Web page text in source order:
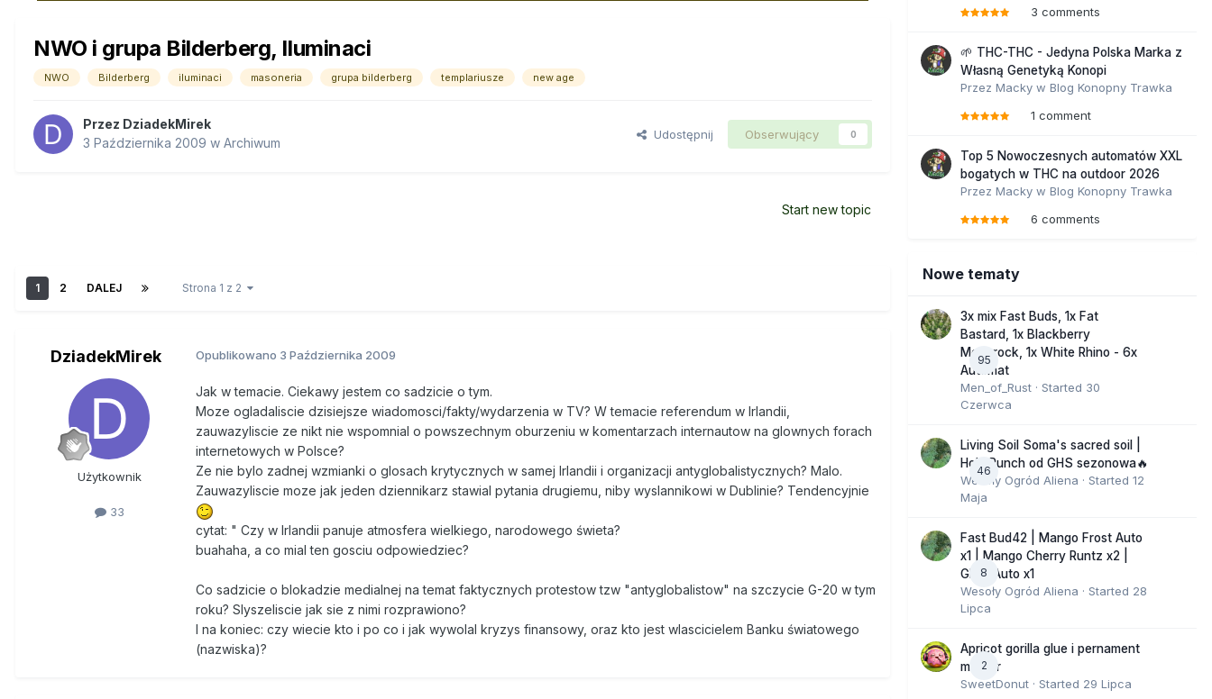
NWO i grupa Bilderberg, Iluminaci
NWO Bilderberg iluminaci masoneria grupa bilderberg templariusze new age
Przez DziadekMirek
3 Października 2009 w Archiwum
Udostępnij Obserwujący 0
Start new topic
1 2 DALEJ Strona 1 z 2
DziadekMirek
Użytkownik
33
Opublikowano 3 Października 2009
Jak w temacie. Ciekawy jestem co sadzicie o tym.
Moze ogladaliscie dzisiejsze wiadomosci/fakty/wydarzenia w TV? W temacie referendum w Irlandii,
zauwazyliscie ze nikt nie wspomnial o powszechnym oburzeniu w komentarzach internautow na glownych forach
internetowych w Polsce?
Ze nie bylo zadnej wzmianki o glosach krytycznych w samej Irlandii i organizacji antyglobalistycznych? Malo.
Zauwazyliscie moze jak jeden dziennikarz stawial pytania drugiemu, niby wyslannikowi w Dublinie? Tendencyjnie
cytat: " Czy w Irlandii panuje atmosfera wielkiego, narodowego świeta?
buahaha, a co mial ten gosciu odpowiedziec?
Co sadzicie o blokadzie medialnej na temat faktycznych protestow tzw "antyglobalistow" na szczycie G-20 w tym
roku? Slyszeliscie jak sie z nimi rozprawiono?
I na koniec: czy wiecie kto i po co i jak wywolal kryzys finansowy, oraz kto jest wlascicielem Banku światowego
(nazwiska)?
3 comments
🌱 THC-THC - Jedyna Polska Marka z
Własną Genetyką Konopi
Przez Macky w Blog Konopny Trawka
1 comment
Top 5 Nowoczesnych automatów XXL
bogatych w THC na outdoor 2026
Przez Macky w Blog Konopny Trawka
6 comments
Nowe tematy
95
3x mix Fast Buds, 1x Fat
Bastard, 1x Blackberry
Moonrock, 1x White Rhino - 6x
Automat
Men_of_Rust · Started 30
Czerwca
46
Living Soil Soma's sacred soil |
Holy Punch od GHS sezonowa🔥
Wesoły Ogród Aliena · Started 12
Maja
8
Fast Bud42 | Mango Frost Auto
x1 | Mango Cherry Runtz x2 |
GMO Auto x1
Wesoły Ogród Aliena · Started 28
Lipca
2
Apricot gorilla glue i pernament
marker
SweetDonut · Started 29 Lipca